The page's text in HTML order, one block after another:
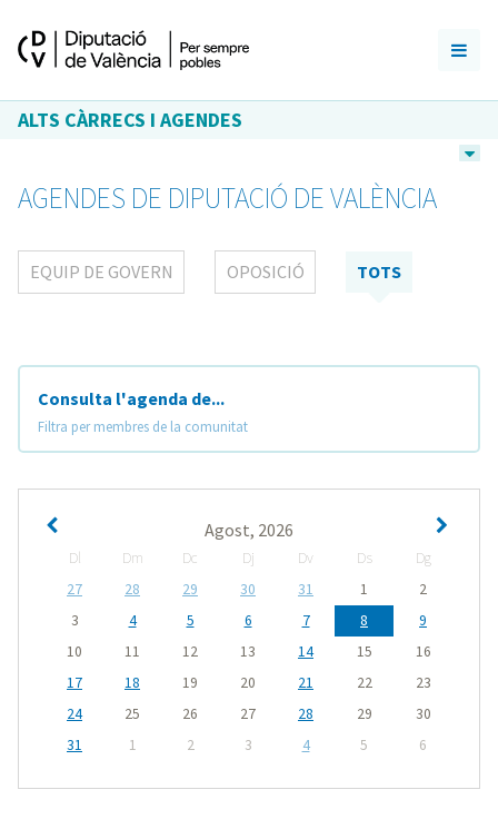
ALTS CÀRRECS I AGENDES
AGENDES DE DIPUTACIÓ DE VALÈNCIA
EQUIP DE GOVERN OPOSICIÓ TOTS
Consulta l'agenda de...
Filtra per membres de la comunitat
Agost, 2026
Dl Dm Dc Dj Dv Ds
Dg
27
28 29 30 31 1
2
3
4 5 6 7 8
9
10
11 12 13 14 15
16
17
18 19 20 21 22
23
24
25 26 27 28 29
30
31
1 2 3 4 5 6